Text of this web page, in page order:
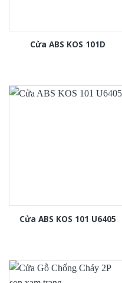
Cửa ABS KOS 101D
Cửa ABS KOS 101 U6405